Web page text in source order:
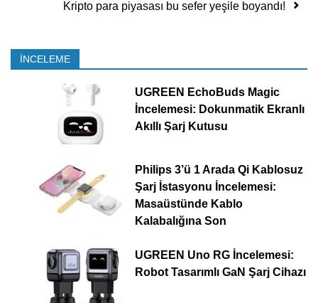
Kripto para piyasası bu sefer yeşile boyandı!
İNCELEME
UGREEN EchoBuds Magic
İncelemesi: Dokunmatik Ekranlı
Akıllı Şarj Kutusu
Philips 3’ü 1 Arada Qi Kablosuz
Şarj İstasyonu İncelemesi:
Masaüstünde Kablo
Kalabalığına Son
UGREEN Uno RG İncelemesi:
Robot Tasarımlı GaN Şarj Cihazı